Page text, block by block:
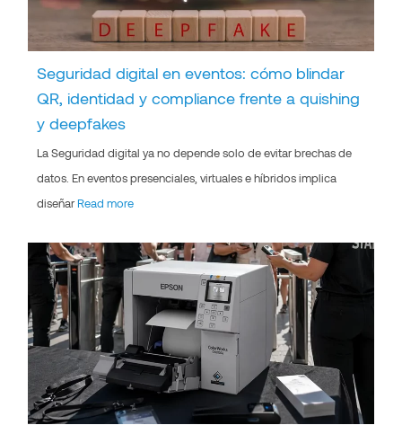
Seguridad digital en eventos: cómo blindar
QR, identidad y compliance frente a quishing
y deepfakes
La Seguridad digital ya no depende solo de evitar brechas de
datos. En eventos presenciales, virtuales e híbridos implica
diseñarRead more